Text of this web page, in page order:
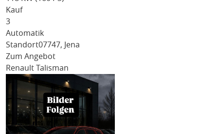
Kauf
3
Automatik
Standort07747, Jena
Zum Angebot
Renault Talisman